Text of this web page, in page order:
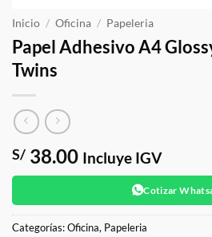
Inicio / Oficina / Papeleria
Papel Adhesivo A4
Twins
S/ 38.00 Incluye IGV
Cotizar
Categorías:Oficina, Papeleria